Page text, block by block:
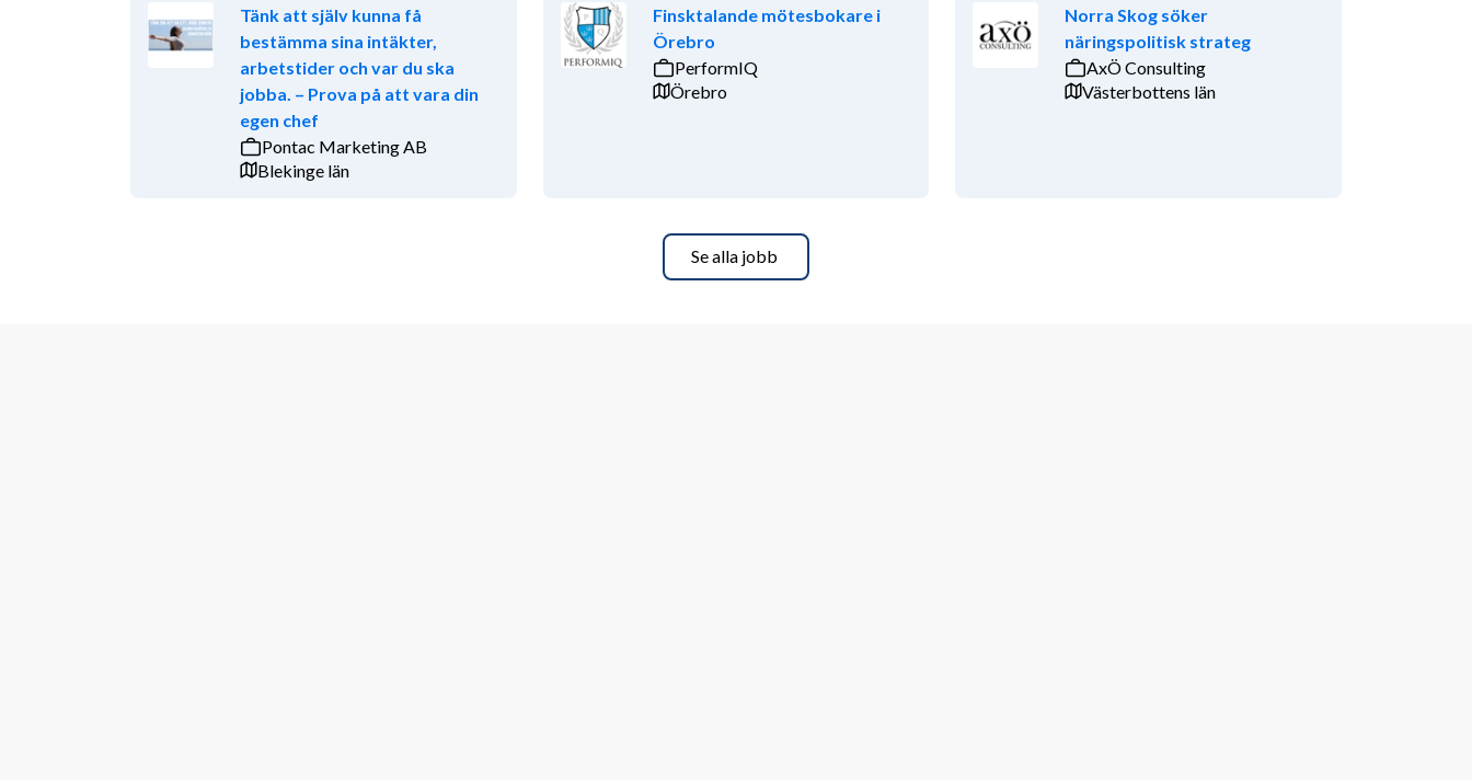
Tänk att själv kunna få
bestämma sina intäkter,
arbetstider och var du ska
jobba. – Prova på att vara din
egen chef
Pontac Marketing AB
Blekinge län
Finsktalande mötesbokare i
Örebro
PerformIQ
Örebro
Norra Skog söker
näringspolitisk strateg
AxÖ Consulting
Västerbottens län
Se alla jobb